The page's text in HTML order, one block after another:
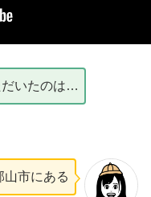
だいたのは…
山市にある